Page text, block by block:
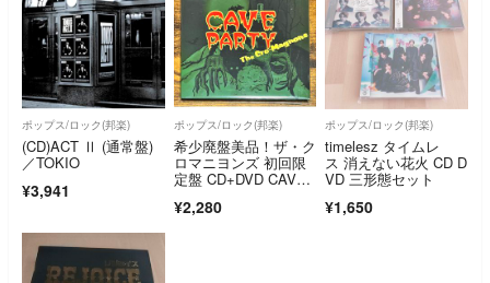
ポップス/ロック(邦楽)
(CD)ACT Ⅱ (通常盤)
／TOKIO
¥3,941
ポップス/ロック(邦楽)
希少廃盤美品！ザ・ク
ロマニヨンズ 初回限
定盤 CD+DVD CAV
¥2,280
ポップス/ロック(邦楽)
timelesz タイムレ
ス 消えない花火 CD D
VD 三形態セット
¥1,650